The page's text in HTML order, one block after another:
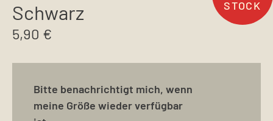
Schwarz
5,90 €
Bitte benachrichtigt mich, wenn
meine Größe wieder verfügbar